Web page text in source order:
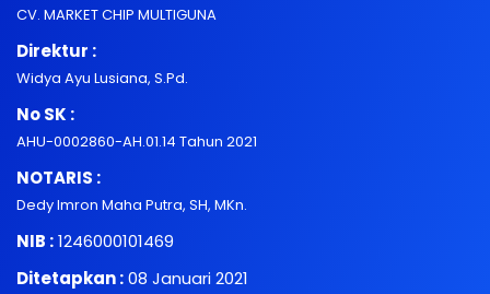
CV. MARKET CHIP MULTIGUNA
Direktur :
Widya Ayu Lusiana, S.Pd.
No SK :
AHU-0002860-AH.01.14 Tahun 2021
NOTARIS :
Dedy Imron Maha Putra, SH, MKn.
NIB :1246000101469
Ditetapkan :08 Januari 2021